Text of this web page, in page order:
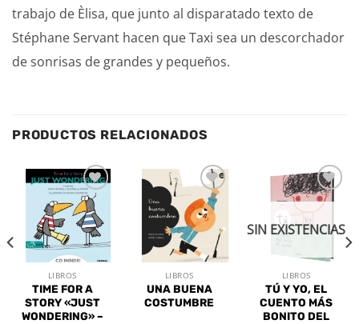
trabajo de Èlisa, que junto al disparatado texto de
Stéphane Servant hacen que Taxi sea un descorchador
de sonrisas de grandes y pequeños.
PRODUCTOS RELACIONADOS
Añadir
a la
lista de
deseos
LIBROS
TIME FOR A
STORY «JUST
WONDERING» –
Añadir
a la
lista de
deseos
LIBROS
UNA BUENA
COSTUMBRE
Añadir
a la
lista de
deseos
SIN EXISTENCIAS
LIBROS
TÚ Y YO, EL
CUENTO MÁS
BONITO DEL